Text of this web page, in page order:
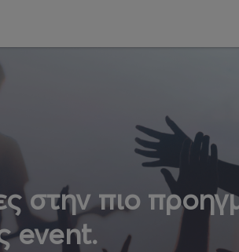
στην πιο
event.